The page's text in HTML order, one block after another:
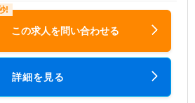
この求人を問い合わせる
詳細を見る